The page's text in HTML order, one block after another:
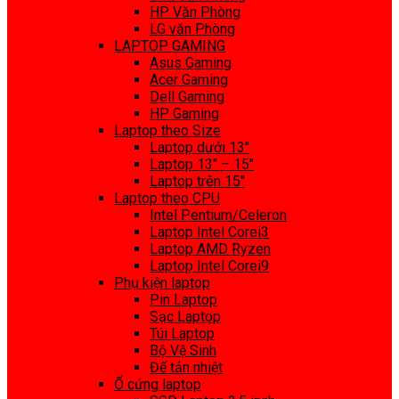
HP Văn Phòng
LG văn Phòng
LAPTOP GAMING
Asus Gaming
Acer Gaming
Dell Gaming
HP Gaming
Laptop theo Size
Laptop dưới 13″
Laptop 13″ – 15″
Laptop trên 15″
Laptop theo CPU
Intel Pentium/Celeron
Laptop Intel Corei3
Laptop AMD Ryzen
Laptop Intel Corei9
Phụ kiện laptop
Pin Laptop
Sạc Laptop
Túi Laptop
Bộ Vệ Sinh
Đế tản nhiệt
Ổ cứng laptop